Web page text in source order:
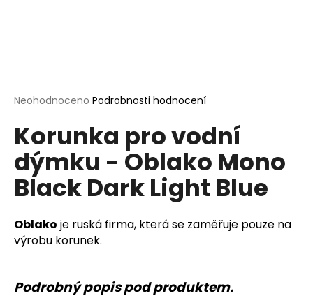
Průměrné
produktu
je
0,0
z
5
hvězdiček.
Neohodnoceno Podrobnosti hodnocení
Korunka pro vodní
dýmku - Oblako Mono
Black Dark Light Blue
Oblako je ruská firma, která se zaměřuje pouze na
výrobu korunek.
Podrobný popis pod produktem.
HLEDAT
D
o
p
r